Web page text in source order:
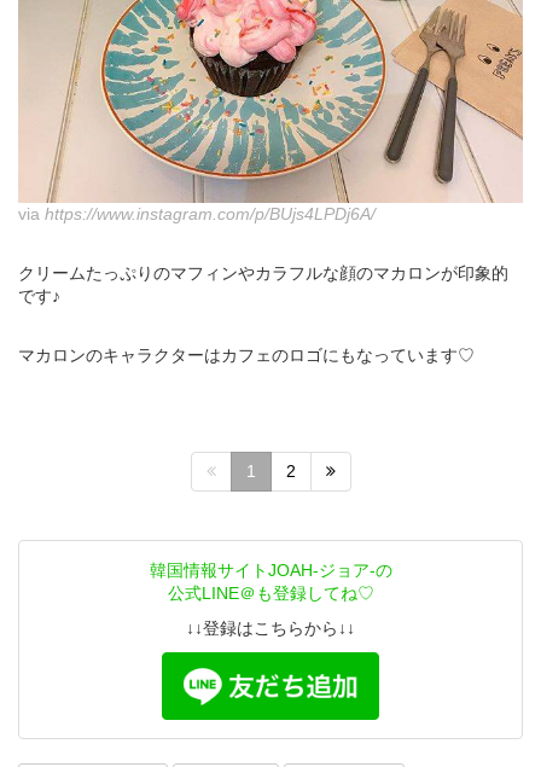
via https://www.instagram.com/p/BUjs4LPDj6A/
クリームたっぷりのマフィンやカラフルな顔のマカロンが印象的
です♪
マカロンのキャラクターはカフェのロゴにもなっています♡
1 2
韓国情報サイトJOAH-ジョア-の
公式LINE＠も登録してね♡
↓↓登録はこちらから↓↓